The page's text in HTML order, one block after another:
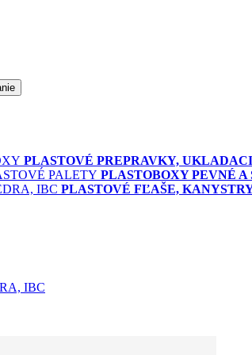
PLASTOVÉ PREPRAVKY,
PLASTOBOXY PEVNÉ
PLASTOVÉ FĽAŠE,
IBC